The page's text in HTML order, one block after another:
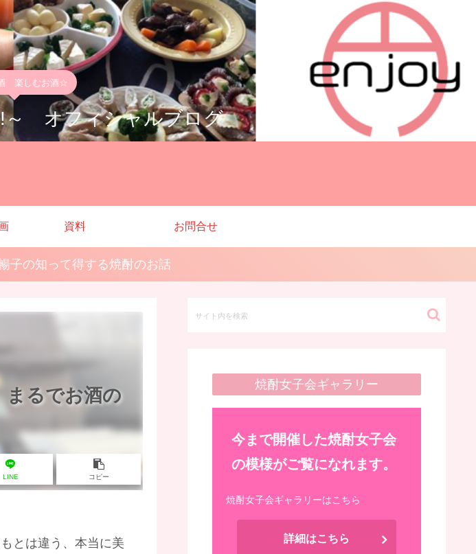
楽しむお酒☆
～ オフィシャルブログ
資料 お問合せ
子の知って得する焼酎のお話
まるでお酒の
LINE コピー
とは違う、本当に美
焼酎女子会ギャラリー
今まで開催した焼酎女子会
の模様がご覧になれます。
焼酎女子会ギャラリーはこちら
詳細はこちら